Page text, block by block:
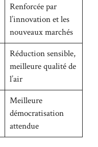
Renforcée par
l’innovation et les
nouveaux marchés
Réduction sensible,
meilleure qualité de
l’air
Meilleure
démocratisation
attendue